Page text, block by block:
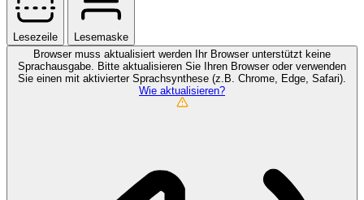
Lesezeile
Lesemaske
Browser muss aktualisiert werden
Ihr Browser unterstützt keine
Sprachausgabe. Bitte aktualisieren Sie Ihren Browser oder verwenden
Sie einen mit aktivierter Sprachsynthese (z.B. Chrome, Edge, Safari).
Wie aktualisieren?